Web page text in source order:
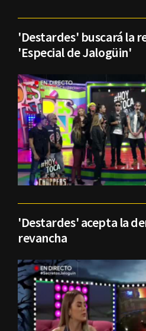
'Destardes' buscará la
'Especial de Jalogüin'
'Destardes' acepta la
revancha